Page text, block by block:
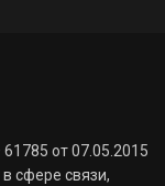
от 07.05.2015
сфере связи,